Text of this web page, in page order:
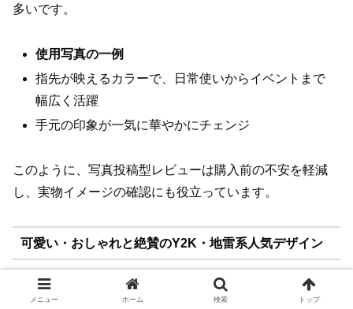
多いです。
使用写真の一例
指先が映えるカラーで、日常使いからイベントまで
幅広く活躍
手元の印象が一気に華やかにチェンジ
このように、写真投稿型レビューは購入前の不安を軽減
し、実物イメージの確認にも役立っています。
可愛い・おしゃれと絶賛のY2K・地雷系人気デザイン
Y2Kや地雷系デザインは、若い世代を中心にSNSで話題
メニュー ホーム 検索 トップ